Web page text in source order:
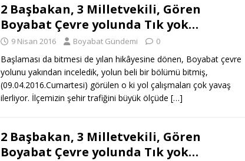
2 Başbakan, 3 Milletvekili, Gören
Boyabat Çevre yolunda Tık yok…
9 Nisan 2016 Boyabat Gündemi 0
Başlaması da bitmesi de yılan hikâyesine dönen, Boyabat çevre
yolunu yakından inceledik, yolun beli bir bölümü bitmiş,
(09.04.2016.Cumartesi) görülen o ki yol çalışmaları çok yavaş
ilerliyor. İlçemizin şehir trafiğini büyük ölçüde […]
2 Başbakan, 3 Milletvekili, Gören
Boyabat Çevre yolunda Tık yok…